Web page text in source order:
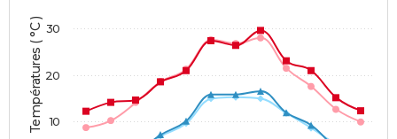
Températures ( °C ) 10
20
30